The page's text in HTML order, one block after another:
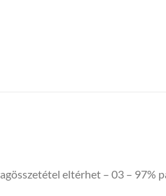
eltérhet – 03 – 97%